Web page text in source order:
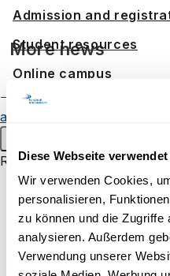
Diese Webseite
Wir verwenden Cookies,
personalisieren,
zu können und die Zugriffe
analysieren. Außerdem
Verwendung unserer
Admission and
Student resources
Online campus
Continuing education
and alumni
Research
Research groups
Research projects
Inaugural lectures
Research campus Brig
More news
for an online exam
Quelques gestes pour
à distance